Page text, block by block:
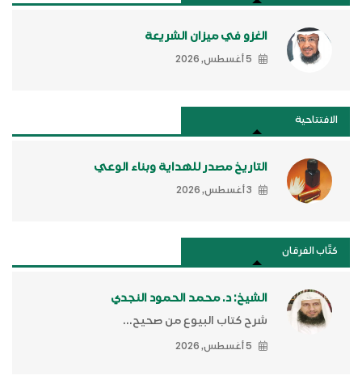
الغزو في ميزان الشريعة
5 أغسطس, 2026
الافتتاحية
التاريخ مصدر للهداية وبناء الوعي
3 أغسطس, 2026
كتَّاب الفرقان
الشيخ: د. محمد الحمود النجدي
شرح كتاب البيوع من صحيح...
5 أغسطس, 2026